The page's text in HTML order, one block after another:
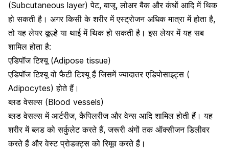
(Subcutaneous layer) पेट, बाजू, लोअर बैक और कंधों आदि में थिक
हो सकती है। अगर किसी के शरीर में एस्ट्रोजन अधिक मात्रा में होता है,
तो यह लेयर कूल्हे या थाई में थिक हो सकती है। इस लेयर में यह सब
शामिल होता है:
एडिपॉज टिश्यू (Adipose tissue)
एडिपॉज टिश्यू वो फैटी टिश्यू हैं जिसमें ज्यादातर एडिपोसाइट्स (
Adipocytes) होते हैं।
ब्लड वेसल्स (Blood vessels)
ब्लड वेसल्स में आर्टरीज, कैपिलरीज और वेन्स आदि शामिल होती हैं। यह
शरीर मेंब्लड को सर्कुलेट करते हैं, जरूरी अंगों तक ऑक्सीजन डिलीवर
करते हैं और वेस्ट प्रोडक्ट्स को रिमूव करते हैं।